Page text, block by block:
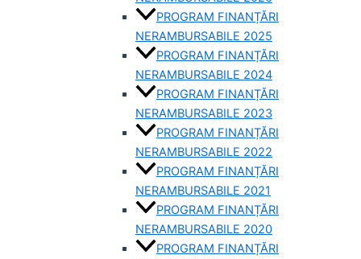
PROGRAM FINANȚĂRI
NERAMBURSABILE 2025
PROGRAM FINANȚĂRI
NERAMBURSABILE 2024
PROGRAM FINANȚĂRI
NERAMBURSABILE 2023
PROGRAM FINANȚĂRI
NERAMBURSABILE 2022
PROGRAM FINANȚĂRI
NERAMBURSABILE 2021
PROGRAM FINANȚĂRI
NERAMBURSABILE 2020
PROGRAM FINANȚĂRI